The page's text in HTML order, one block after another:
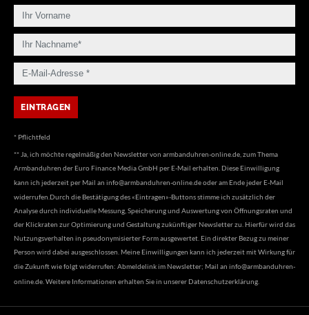
* Pflichtfeld
** Ja, ich möchte regelmäßig den Newsletter von armbanduhren-online.de, zum Thema
Armbanduhren der Euro Finance Media GmbH per E-Mail erhalten. Diese Einwilligung
kann ich jederzeit per Mail an info@armbanduhren-online.deoder am Ende jeder E-Mail
widerrufen.Durch die Bestätigung des «Eintragen»-Buttons stimme ich zusätzlich der
Analyse durch individuelle Messung, Speicherung und Auswertung von Öffnungsraten und
der Klickraten zur Optimierung und Gestaltung zukünftiger Newsletter zu. Hierfür wird das
Nutzungsverhalten in pseudonymisierter Form ausgewertet. Ein direkter Bezug zu meiner
Person wird dabei ausgeschlossen. Meine Einwilligungen kann ich jederzeit mit Wirkung für
die Zukunft wie folgt widerrufen: Abmeldelink im Newsletter; Mail an info@armbanduhren-
online.de . Weitere Informationen erhalten Sie in unserer Datenschutzerklärung